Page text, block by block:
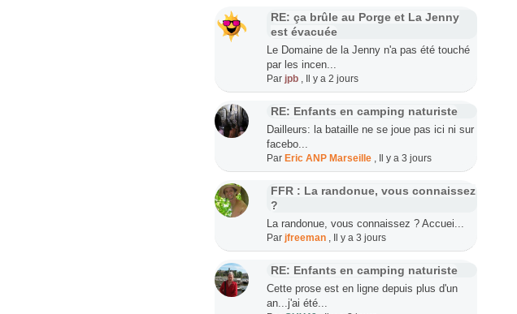
RE: ça brûle au Porge et La Jenny
est évacuée
Le Domaine de la Jenny n'a pas été touché
par les incen...
Par jpb , Il y a 2 jours
RE: Enfants en camping naturiste
Dailleurs: la bataille ne se joue pas ici ni sur
facebo...
Par Eric ANP Marseille , Il y a 3 jours
FFR : La randonue, vous connaissez
?
La randonue, vous connaissez ? Accuei...
Parjfreeman , Il y a 3 jours
RE: Enfants en camping naturiste
Cette prose est en ligne depuis plus d'un
an...j'ai été...